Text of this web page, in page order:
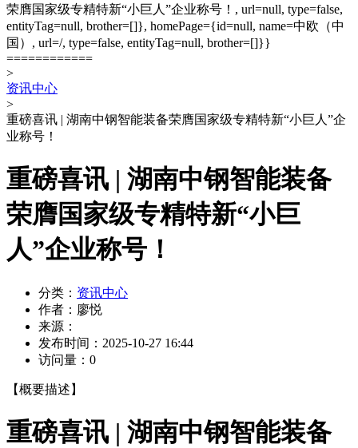
荣膺国家级专精特新“小巨人”企业称号！, url=null, type=false,
entityTag=null, brother=[]}, homePage={id=null, name=中欧（中
国）, url=/, type=false, entityTag=null, brother=[]}}
============
>
资讯中心
>
重磅喜讯 | 湖南中钢智能装备荣膺国家级专精特新“小巨人”企
业称号！
重磅喜讯 | 湖南中钢智能装备
荣膺国家级专精特新“小巨
人”企业称号！
分类： 资讯中心
作者： 廖悦
来源：
发布时间： 2025-10-27 16:44
访问量： 0
【概要描述】
重磅喜讯 | 湖南中钢智能装备